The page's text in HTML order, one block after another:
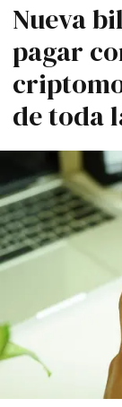
Nueva
pagar
de toda